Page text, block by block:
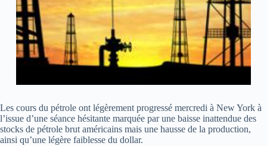
Les cours du pétrole ont légèrement progressé mercredi à New York à
l’issue d’une séance hésitante marquée par une baisse inattendue des
stocks de pétrole brut américains mais une hausse de la production,
ainsi qu’une légère faiblesse du dollar.